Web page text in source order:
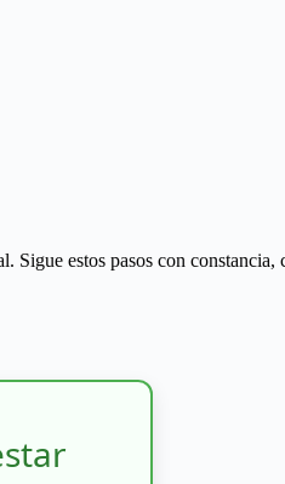
estos pasos con constancia,